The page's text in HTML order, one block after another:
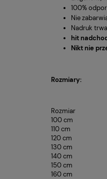
100%
Nie
Nadruk
hit
Nikt nie
Rozmiary:
Rozmiar
100 cm
110 cm
120 cm
130 cm
140 cm
150 cm
160 cm